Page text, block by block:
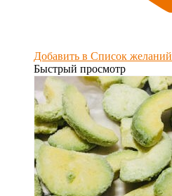
Добавить в Список желаний
Быстрый просмотр